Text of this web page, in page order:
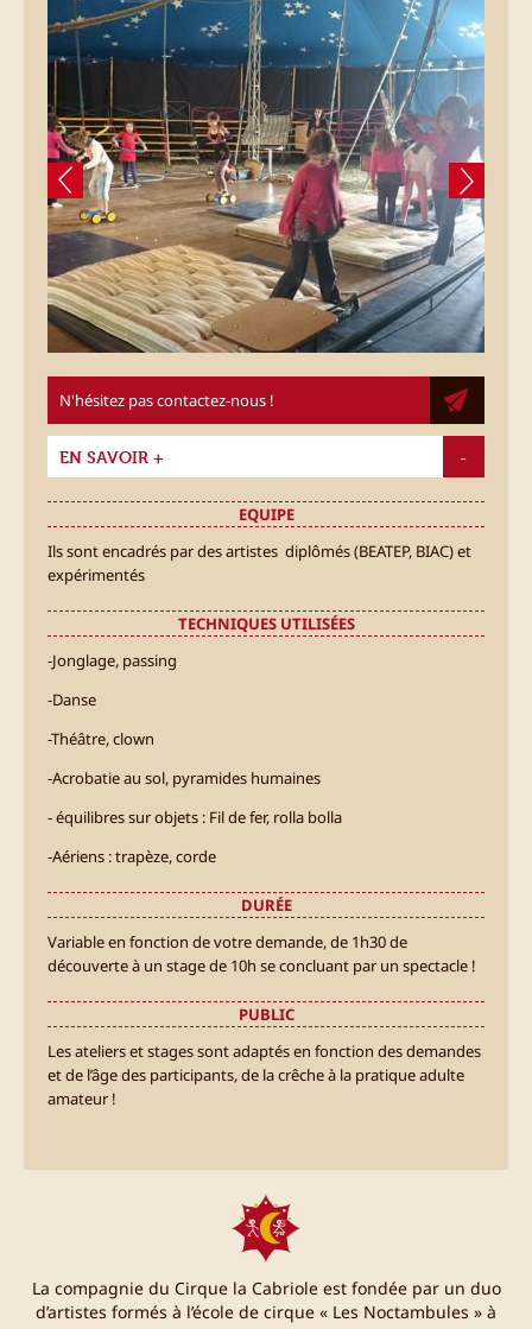
N'hésitez pas contactez-nous !
EN SAVOIR +
EQUIPE
Ils sont encadrés par des artistes diplômés (BEATEP, BIAC) et
expérimentés
TECHNIQUES UTILISÉES
‐Jonglage, passing
-Danse
-Théâtre, clown
‐Acrobatie au sol, pyramides humaines
‐ équilibres sur objets : Fil de fer, rolla bolla
‐Aériens : trapèze, corde
DURÉE
Variable en fonction de votre demande, de 1h30 de
découverte à un stage de 10h se concluant par un spectacle !
PUBLIC
Les ateliers et stages sont adaptés en fonction des demandes
et de l’âge des participants, de la crêche à la pratique adulte
amateur !
La compagnie du Cirque la Cabriole est fondée par un duo
d’artistes formés à l’école de cirque « Les Noctambules » à